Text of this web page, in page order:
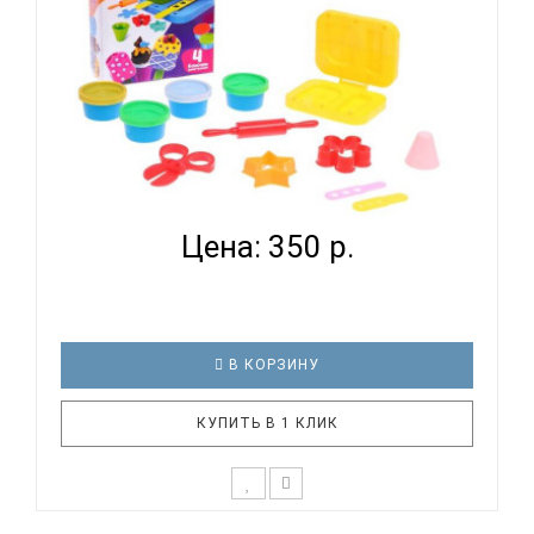
НАБОР ДЛЯ ТВОРЧЕСТВА ПЛАСТИЛИН ЭВРИКИ
'ЛАВКА М...
Цена: 350 р.
В КОРЗИНУ
КУПИТЬ В 1 КЛИК